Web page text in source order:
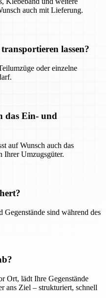
auch mit Lieferung.
lassen?
oder einzelne
das Ein- und
auf Wunsch auch das
Ihrer Umzugsgüter.
sind während des
Ort, lädt Ihre Gegenstände
ans Ziel – strukturiert, schnell